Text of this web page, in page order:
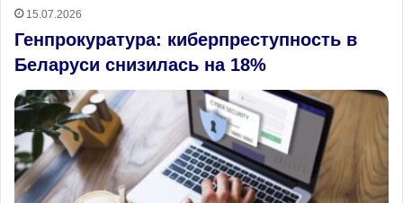
15.07.2026
Генпрокуратура: киберпреступность в
Беларуси снизилась на 18%